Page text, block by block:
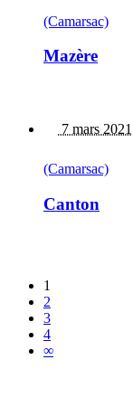
(Camarsac)
Mazère
7 mars 2021
(Camarsac)
Canton
1
2
3
4
∞